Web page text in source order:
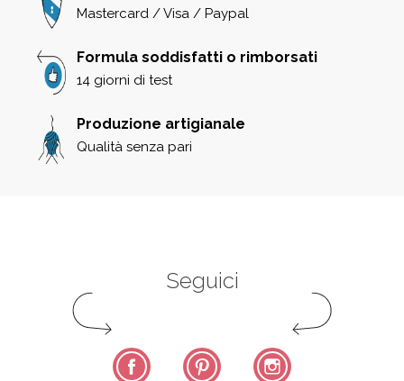
Mastercard / Visa / Paypal
Formula soddisfatti o rimborsati
14 giorni di test
Produzione artigianale
Qualità senza pari
Seguici
Facebook Pinterest